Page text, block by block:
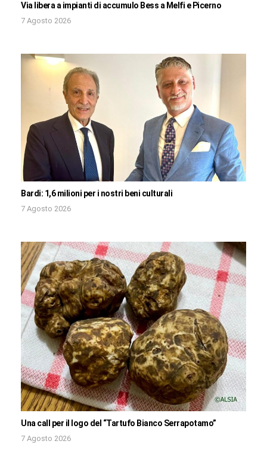
Via libera a impianti di accumulo Bess a Melfi e Picerno
7 Agosto 2026
Bardi: 1,6 milioni per i nostri beni culturali
7 Agosto 2026
Una call per il logo del “Tartufo Bianco Serrapotamo”
7 Agosto 2026